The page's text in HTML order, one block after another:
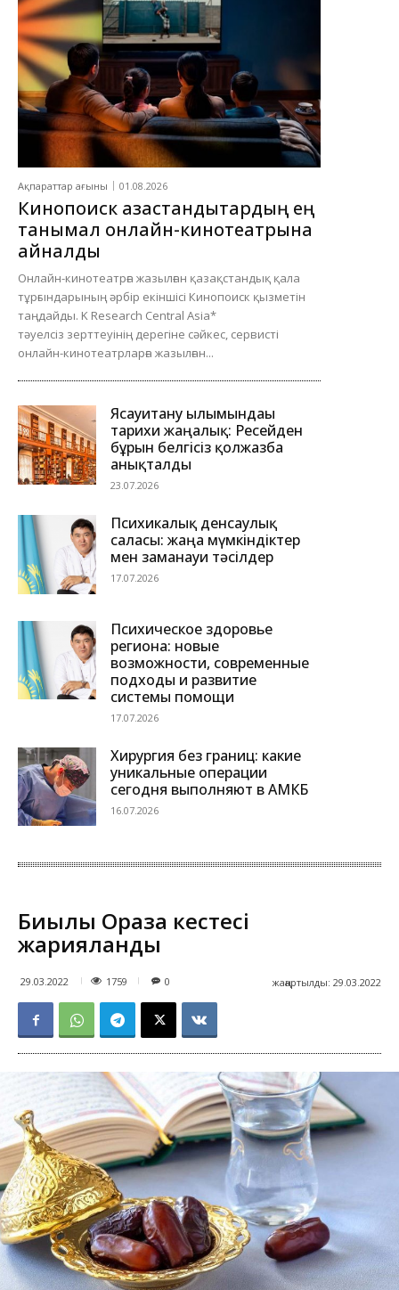
Ақпараттар ағыны 01.08.2026
Кинопоиск қазақстандықтардың ең
танымал онлайн-кинотеатрына
айналды
Онлайн-кинотеатрға жазылған қазақстандық қала
тұрғындарының әрбір екіншісі Кинопоиск қызметін
таңдайды. K Research Central Asia*
тәуелсіз зерттеуінің дерегіне сәйкес, сервисті
онлайн-кинотеатрларға жазылған...
Ясауитану ғылымындағы
тарихи жаңалық: Ресейден
бұрын белгісіз қолжазба
анықталды
23.07.2026
Психикалық денсаулық
саласы: жаңа мүмкіндіктер
мен заманауи тәсілдер
17.07.2026
Психическое здоровье
региона: новые
возможности, современные
подходы и развитие
системы помощи
17.07.2026
Хирургия без границ: какие
уникальные операции
сегодня выполняют в АМКБ
16.07.2026